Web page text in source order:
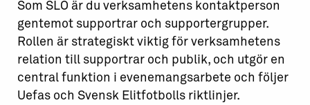
Som SLO är du verksamhetens kontaktperson
gentemot supportrar och supportergrupper.
Rollen är strategiskt viktig för verksamhetens
relation till supportrar och publik, och utgör en
central funktion i evenemangsarbete och följer
Uefas och Svensk Elitfotbolls riktlinjer.